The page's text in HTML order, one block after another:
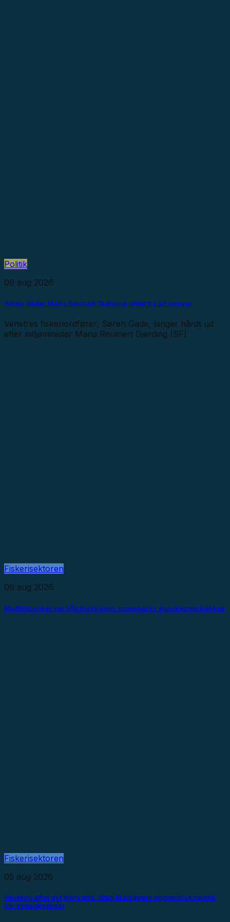
Politik
06 aug 2026
Søren Gade: Maria Reumert Gjerding løber fra sit ansvar
Venstres fiskeriordfører, Søren Gade, langer hårdt ud
efter miljøminister Maria Reumert Gjerding (SF)
Fiskerisektoren
06 aug 2026
Madhistoriker ser håb for fiskens comeback i danskernes køkken
Fiskerisektoren
05 aug 2026
Havbrug efter nyt hærværk: Stiig Markagers aggressive retorik
har konsekvenser